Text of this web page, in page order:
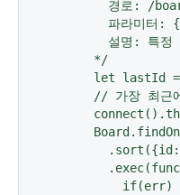
경로: /
파라미터:
설명: 특정
      */
let lastId
// 가장 최근
if(err)